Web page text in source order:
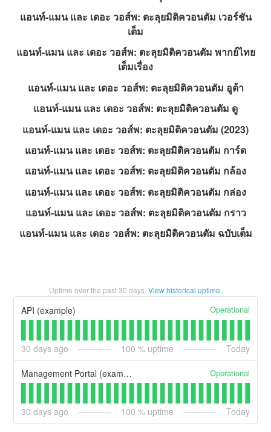
แอนท์-แมน และ เดอะ วอส์พ: ตะลุยมิติควอนตัม เวอร์ชัน
เต็ม
แอนท์-แมน และ เดอะ วอส์พ: ตะลุยมิติควอนตัม พากย์ไทย
เต็มเรื่อง
แอนท์-แมน และ เดอะ วอส์พ: ตะลุยมิติควอนตัม อูต้า
แอนท์-แมน และ เดอะ วอส์พ: ตะลุยมิติควอนตัม ดู
แอนท์-แมน และ เดอะ วอส์พ: ตะลุยมิติควอนตัม (2023)
แอนท์-แมน และ เดอะ วอส์พ: ตะลุยมิติควอนตัม การ์ด
แอนท์-แมน และ เดอะ วอส์พ: ตะลุยมิติควอนตัม กล้อง
แอนท์-แมน และ เดอะ วอส์พ: ตะลุยมิติควอนตัม กล่อง
แอนท์-แมน และ เดอะ วอส์พ: ตะลุยมิติควอนตัม กราว
แอนท์-แมน และ เดอะ วอส์พ: ตะลุยมิติควอนตัม ฉบับเต็ม
Uptime over the past30 days. View historical uptime.
API (example) Operational
30 days ago 100 % uptime Today
Management Portal (example) Operational
30 days ago 100 % uptime Today